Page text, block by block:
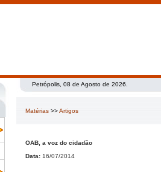
Petrópolis, 08 de Agosto de 2026.
Matérias >>Artigos
OAB, a voz do cidadão
Data: 16/07/2014